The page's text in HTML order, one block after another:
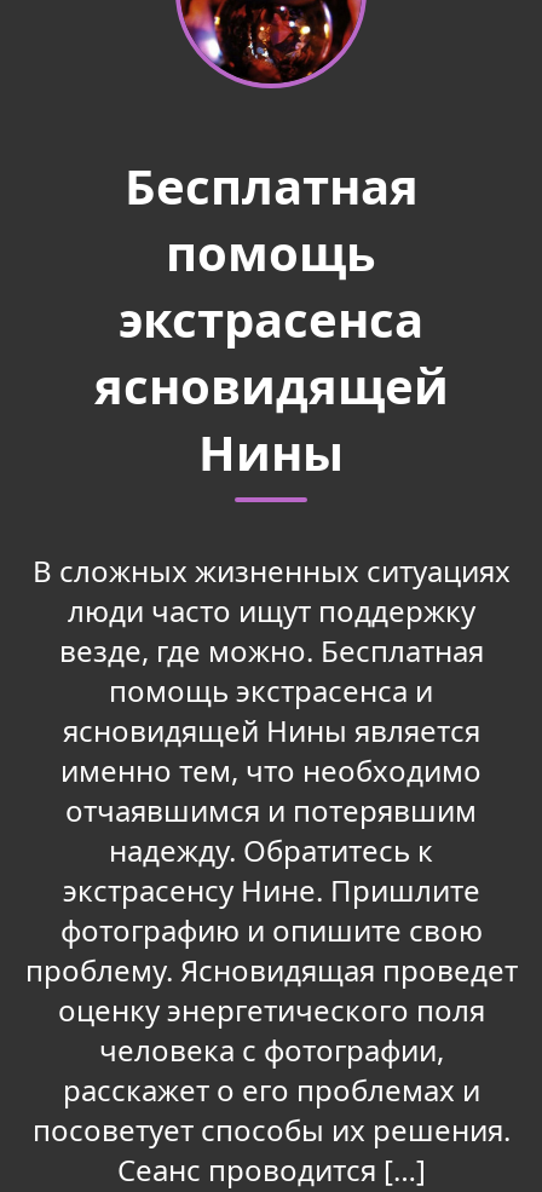
Бесплатная
помощь
экстрасенса
ясновидящей
Нины
В сложных жизненных ситуациях
люди часто ищут поддержку
везде, где можно. Бесплатная
помощь экстрасенса и
ясновидящей Нины является
именно тем, что необходимо
отчаявшимся и потерявшим
надежду. Обратитесь к
экстрасенсу Нине. Пришлите
фотографию и опишите свою
проблему. Ясновидящая проведет
оценку энергетического поля
человека с фотографии,
расскажет о его проблемах и
посоветует способы их решения.
Сеанс проводится […]